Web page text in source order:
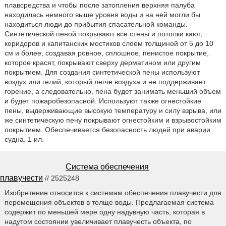
плавсредства и чтобы после затопления верхняя палуба
находилась немного выше уровня воды и на ней могли бы
находиться люди до прибытия спасательной команды.
Синтетической пеной покрывают все стены и потолки кают,
коридоров и капитанских мостиков слоем толщиной от 5 до 10
см и более, создавая ровное, сплошное, пенистое покрытие,
которое красят, покрывают сверху дерматином или другим
покрытием. Для создания синтетической пены используют
воздух или гелий, который легче воздуха и не поддерживает
горение, а следовательно, пена будет занимать меньший объем
и будет пожаробезопасной. Используют также огнестойкие
пены, выдерживающие высокую температуру и силу взрыва, или
же синтетическую пену покрывают огнестойким и взрывостойким
покрытием. Обеспечивается безопасность людей при аварии
судна. 1 ил.
Система обеспечения
плавучести // 2525248
Изобретение относится к системам обеспечения плавучести для
перемещения объектов в толще воды. Предлагаемая система
содержит по меньшей мере одну надувную часть, которая в
надутом состоянии увеличивает плавучесть объекта, по